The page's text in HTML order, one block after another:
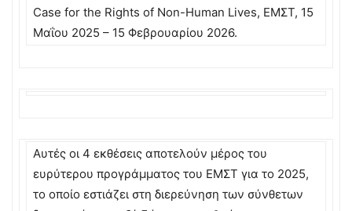
Case for the Rights of Non-Human Lives, ΕΜΣΤ, 15
Μαΐου 2025 – 15 Φεβρουαρίου 2026.
Αυτές οι 4 εκθέσεις αποτελούν μέρος του
ευρύτερου προγράμματος του ΕΜΣΤ για το 2025,
το οποίο εστιάζει στη διερεύνηση των σύνθετων